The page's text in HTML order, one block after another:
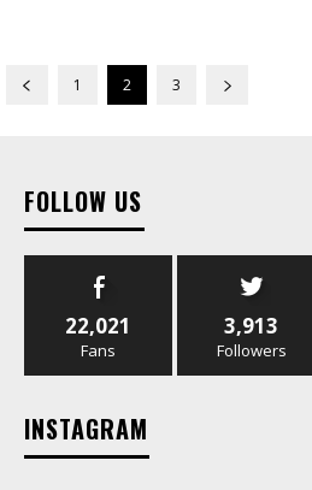
1 2 3
FOLLOW US
22,021
Fans
3,913
Followers
INSTAGRAM